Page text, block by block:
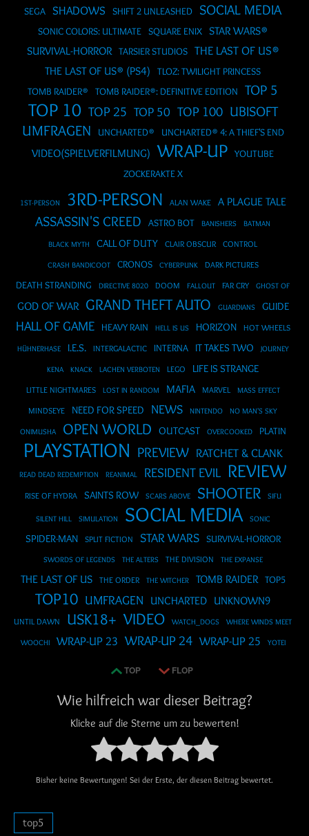
SEGA SHADOWS SHIFT 2 UNLEASHED SOCIAL MEDIA
SONIC COLORS: ULTIMATE SQUARE ENIX STAR WARS®
SURVIVAL-HORROR TARSIER STUDIOS THE LAST OF US®
THE LAST OF US® (PS4)
TLOZ: TWILIGHT PRINCESS
TOMB RAIDER®
TOMB RAIDER®: DEFINITIVE EDITION TOP 5
TOP 10 TOP 25 TOP 50 TOP 100 UBISOFT
UMFRAGEN UNCHARTED® UNCHARTED® 4: A THIEF'S END
VIDEO(SPIELVERFILMUNG) WRAP-UP YOUTUBE
ZOCKERAKTE X
1ST-PERSON 3RD-PERSON ALAN WAKE A PLAGUE TALE
ASSASSIN'S CREED ASTRO BOT BANISHERS BATMAN
BLACK MYTH CALL OF DUTY CLAIR OBSCUR CONTROL
CRASH BANDICOOT CRONOS CYBERPUNK DARK PICTURES
DEATH STRANDING DIRECTIVE 8020 DOOM FALLOUT FAR CRY GHOST OF
GOD OF WAR GRAND THEFT AUTO GUARDIANS GUIDE
HALL OF GAME HEAVY RAIN HELL IS US HORIZON HOT WHEELS
HÜHNERHASE I.E.S. INTERGALACTIC INTERNA IT TAKES TWO JOURNEY
KENA KNACK LACHEN VERBOTEN LEGO LIFE IS STRANGE
LITTLE NIGHTMARES LOST IN RANDOM MAFIA MARVEL MASS EFFECT
MINDSEYE NEED FOR SPEED NEWS NINTENDO NO MAN'S SKY
ONIMUSHA OPEN WORLD OUTCAST OVERCOOKED PLATIN
PLAYSTATION PREVIEW RATCHET & CLANK
READ DEAD REDEMPTION REANIMAL RESIDENT EVIL REVIEW
RISE OF HYDRA SAINTS ROW SCARS ABOVE SHOOTER SIFU
SILENT HILL SIMULATION SOCIAL MEDIA SONIC
SPIDER-MAN SPLIT FICTION STAR WARS SURVIVAL-HORROR
SWORDS OF LEGENDS THE ALTERS THE DIVISION THE EXPANSE
THE LAST OF US THE ORDER THE WITCHER TOMB RAIDER TOP5
TOP10 UMFRAGEN UNCHARTED UNKNOWN9
UNTIL DAWN USK18+ VIDEO WATCH_DOGS WHERE WINDS MEET
WOOCHI WRAP-UP 23 WRAP-UP 24 WRAP-UP 25 YOTEI
TOP FLOP
Wie hilfreich war dieser Beitrag?
Klicke auf die Sterne um zu bewerten!
Bisher keine Bewertungen! Sei der Erste, der diesen Beitrag bewertet.
top5